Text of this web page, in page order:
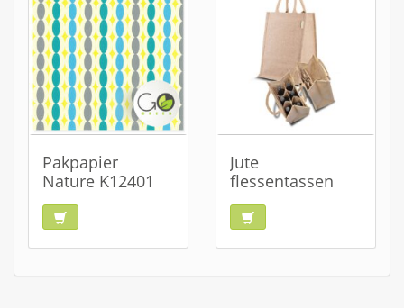
Pakpapier
Nature K12401
Jute
flessentassen